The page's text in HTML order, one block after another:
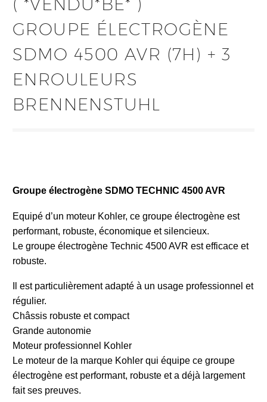
GROUPE ÉLECTROGÈNE
SDMO 4500 AVR (7H) + 3
ENROULEURS
BRENNENSTUHL
Groupe électrogène SDMO TECHNIC 4500 AVR
Equipé d’un moteur Kohler, ce groupe électrogène est
performant, robuste, économique et silencieux.
Le groupe électrogène Technic 4500 AVR est efficace et
robuste.
Il est particulièrement adapté à un usage professionnel et
régulier.
Châssis robuste et compact
Grande autonomie
Moteur professionnel Kohler
Le moteur de la marque Kohler qui équipe ce groupe
électrogène est performant, robuste et a déjà largement
fait ses preuves.